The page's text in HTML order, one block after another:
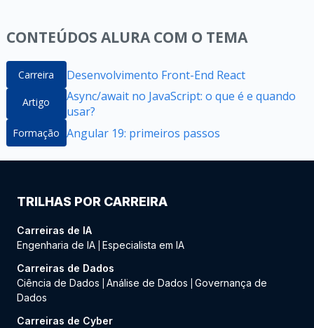
CONTEÚDOS ALURA COM O TEMA
Carreira Desenvolvimento Front-End React
Artigo
Async/await no JavaScript: o que é e quando
usar?
Formação Angular 19: primeiros passos
TRILHAS POR CARREIRA
Carreiras de IA
Engenharia de IA Especialista em IA
Carreiras de Dados
Ciência de Dados
Análise de Dados
Governança de
Dados
Carreiras de Cyber